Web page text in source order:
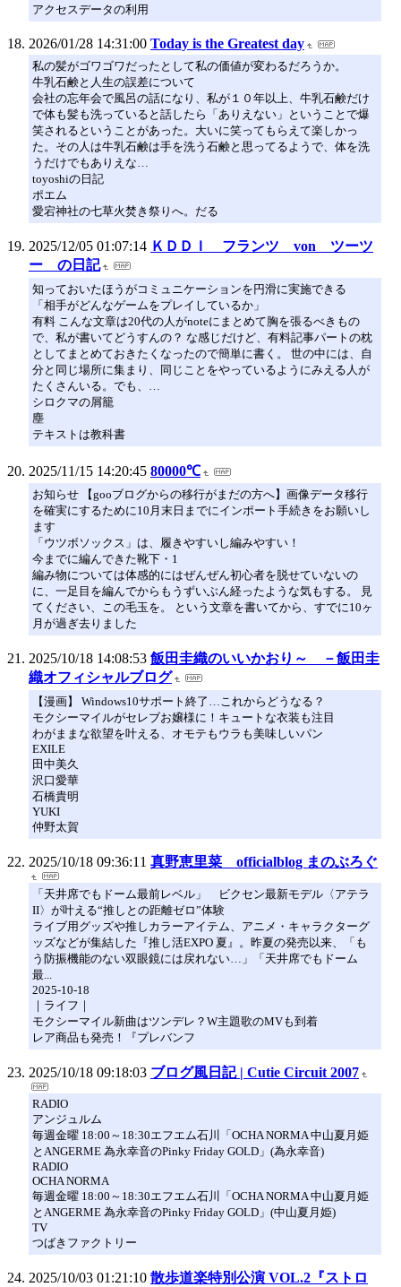
アクセスデータの利用
2026/01/28 14:31:00 Today is the Greatest day
私の髪がゴワゴワだったとして私の価値が変わるだろうか。
牛乳石鹸と人生の誤差について
会社の忘年会で風呂の話になり、私が１０年以上、牛乳石鹸だけ
で体も髪も洗っていると話したら「ありえない」ということで爆
笑されるということがあった。大いに笑ってもらえて楽しかっ
た。その人は牛乳石鹸は手を洗う石鹸と思ってるようで、体を洗
うだけでもありえな…
toyoshiの日記
ポエム
愛宕神社の七草火焚き祭りへ。だる
2025/12/05 01:07:14 ＫＤＤＩ フランツ von ツーツ
ー の日記
知っておいたほうがコミュニケーションを円滑に実施できる
「相手がどんなゲームをプレイしているか」
有料 こんな文章は20代の人がnoteにまとめて胸を張るべきもの
で、私が書いてどうすんの？ な感じだけど、有料記事パートの枕
としてまとめておきたくなったので簡単に書く。 世の中には、自
分と同じ場所に集まり、同じことをやっているようにみえる人が
たくさんいる。でも、…
シロクマの屑籠
塵
テキストは教科書
2025/11/15 14:20:45 80000℃
お知らせ 【gooブログからの移行がまだの方へ】画像データ移行
を確実にするために10月末日までにインポート手続きをお願いし
ます
「ウツボソックス」は、履きやすいし編みやすい！
今までに編んできた靴下・1
編み物については体感的にはぜんぜん初心者を脱せていないの
に、一足目を編んでからもうずいぶん経ったような気もする。 見
てください、この毛玉を。 という文章を書いてから、すでに10ヶ
月が過ぎ去りました
2025/10/18 14:08:53 飯田圭織のいいかおり～ －飯田圭
織オフィシャルブログ
【漫画】 Windows10サポート終了…これからどうなる？
モクシーマイルがセレブお嬢様に！キュートな衣装も注目
わがままな欲望を叶える、オモテもウラも美味しいパン
EXILE
田中美久
沢口愛華
石橋貴明
YUKI
仲野太賀
2025/10/18 09:36:11 真野恵里菜 officialblog まのぶろぐ
「天井席でもドーム最前レベル」 ビクセン最新モデル〈アテラ
II〉が叶える“推しとの距離ゼロ”体験
ライブ用グッズや推しカラーアイテム、アニメ・キャラクターグ
ッズなどが集結した『推し活EXPO 夏』。昨夏の発売以来、「も
う防振機能のない双眼鏡には戻れない…」「天井席でもドーム
最...
2025-10-18
｜ライフ｜
モクシーマイル新曲はツンデレ？W主題歌のMVも到着
レア商品も発売！『プレバンフ
2025/10/18 09:18:03 ブログ風日記 | Cutie Circuit 2007
RADIO
アンジュルム
毎週金曜 18:00～18:30エフエム石川「OCHA NORMA 中山夏月姫
とANGERME 為永幸音のPinky Friday GOLD」(為永幸音)
RADIO
OCHA NORMA
毎週金曜 18:00～18:30エフエム石川「OCHA NORMA 中山夏月姫
とANGERME 為永幸音のPinky Friday GOLD」(中山夏月姫)
TV
つばきファクトリー
2025/10/03 01:21:10 散歩道楽特別公演 VOL.2『ストロ